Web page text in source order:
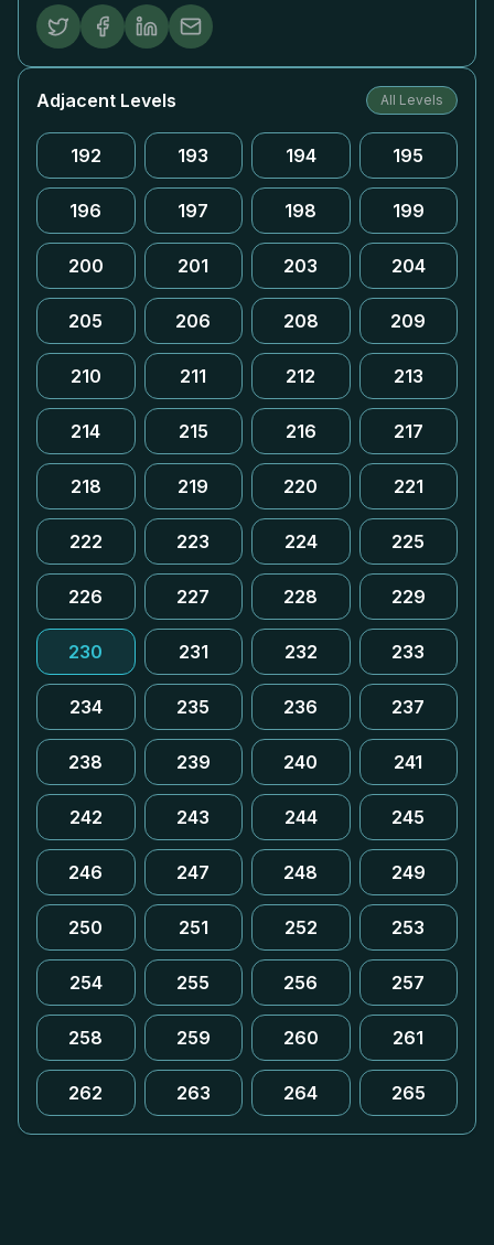
Adjacent Levels All Levels
192 193 194 195
196 197 198 199
200 201 203 204
205 206 208 209
210 211 212 213
214 215 216 217
218 219 220 221
222 223 224 225
226 227 228 229
230 231 232 233
234 235 236 237
238 239 240 241
242 243 244 245
246 247 248 249
250 251 252 253
254 255 256 257
258 259 260 261
262 263 264 265